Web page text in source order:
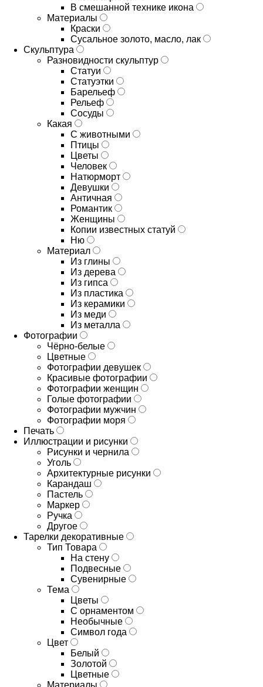
В смешанной технике икона
Материалы
Краски
Сусальное золото, масло, лак
Скульптура
Разновидности скульптур
Статуи
Статуэтки
Барельеф
Рельеф
Сосуды
Какая
С животными
Птицы
Цветы
Человек
Натюрморт
Девушки
Античная
Романтик
Женщины
Копии известных статуй
Ню
Материал
Из глины
Из дерева
Из гипса
Из пластика
Из керамики
Из меди
Из металла
Фотографии
Чёрно-белые
Цветные
Фотографии девушек
Красивые фотографии
Фотографии женщин
Голые фотографии
Фотографии мужчин
Фотографии моря
Печать
Иллюстрации и рисунки
Рисунки и чернила
Уголь
Архитектурные рисунки
Карандаш
Пастель
Маркер
Ручка
Другое
Тарелки декоративные
Тип Товара
На стену
Подвесные
Сувенирные
Тема
Цветы
С орнаментом
Необычные
Символ года
Цвет
Белый
Золотой
Цветные
Материалы